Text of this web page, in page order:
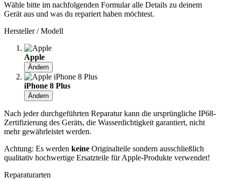
Wähle bitte im nachfolgenden Formular alle Details zu deinem
Gerät aus und was du repariert haben möchtest.
Hersteller / Modell
Apple
Ändern
iPhone 8 Plus
Ändern
Nach jeder durchgeführten Reparatur kann die ursprüngliche IP68-
Zertifizierung des Geräts, die Wasserdichtigkeit garantiert, nicht
mehr gewährleistet werden.
Achtung: Es werden keine Originalteile sondern ausschließlich
qualitativ hochwertige Ersatzteile für Apple-Produkte verwendet!
Reparaturarten